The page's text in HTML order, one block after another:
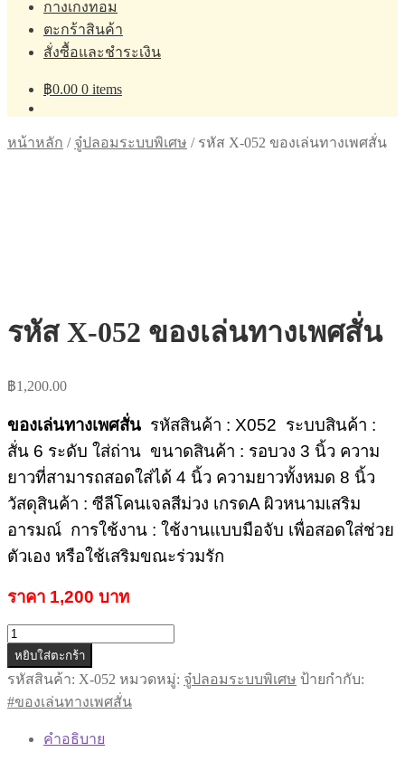
กางเกงทอม
ตะกร้าสินค้า
สั่งซื้อและชำระเงิน
฿0.00 0 items
หน้าหลัก / จู๋ปลอมระบบพิเศษ / รหัส X-052 ของเล่นทางเพศสั่น
รหัส X-052 ของเล่นทางเพศสั่น
฿1,200.00
ของเล่นทางเพศสั่น รหัสสินค้า : X052 ระบบสินค้า :
สั่น 6 ระดับ ใส่ถ่าน ขนาดสินค้า : รอบวง 3 นิ้ว ความ
ยาวที่สามารถสอดใส่ได้ 4 นิ้ว ความยาวทั้งหมด 8 นิ้ว
วัสดุสินค้า : ซีลีโคนเจลสีม่วง เกรดA ผิวหนามเสริม
อารมณ์ การใช้งาน : ใช้งานแบบมือจับ เพื่อสอดใส่ช่วย
ตัวเอง หรือใช้เสริมขณะร่วมรัก
ราคา 1,200 บาท
จำนวน
รหัส
X-
ของ
เล่น
หยิบใส่ตะกร้า
รหัสสินค้า: X-052 หมวดหมู่: จู๋ปลอมระบบพิเศษ ป้ายกำกับ:
#ของเล่นทางเพศสั่น
คำอธิบาย